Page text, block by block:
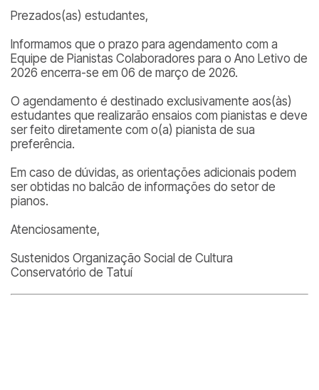
Prezados(as) estudantes,
Informamos que o prazo para agendamento com a
Equipe de Pianistas Colaboradores para o Ano Letivo de
2026 encerra-se em 06 de março de 2026.
O agendamento é destinado exclusivamente aos(às)
estudantes que realizarão ensaios com pianistas e deve
ser feito diretamente com o(a) pianista de sua
preferência.
Em caso de dúvidas, as orientações adicionais podem
ser obtidas no balcão de informações do setor de
pianos.
Atenciosamente,
Sustenidos Organização Social de Cultura
Conservatório de Tatuí